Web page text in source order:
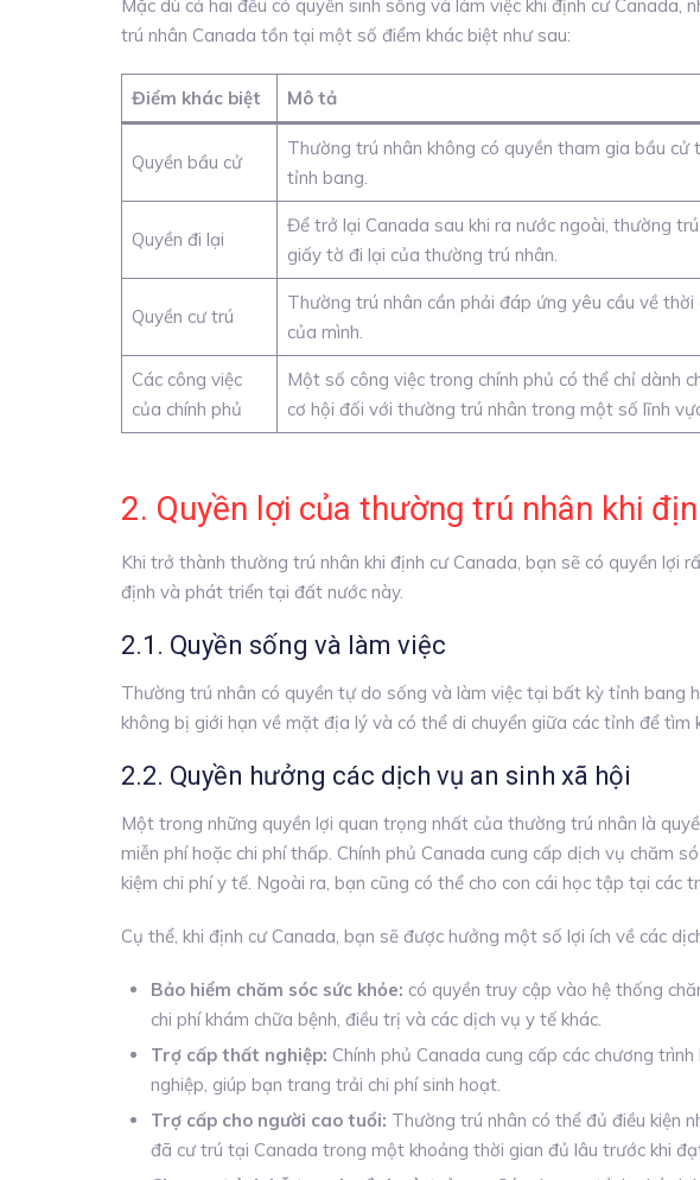
Mặc dù cả hai đều có quyền sinh sống và làm việc khi định cư Canada,
trú nhân Canada tồn tại một số điểm khác biệt như sau:
Điểm khác biệt Mô tả
Quyền bầu cử
Thường trú nhân không có quyền tham gia bầu cử
tỉnh bang.
Quyền đi lại
Để trở lại Canada sau khi ra nước ngoài, thường
giấy tờ đi lại của thường trú nhân.
Quyền cư trú
Thường trú nhân cần phải đáp ứng yêu cầu về
của mình.
Các công việc
của chính phủ
Một số công việc trong chính phủ có thể chỉ dành
cơ hội đối với thường trú nhân trong một số lĩnh
2. Quyền lợi của thường trú nhân khi
Khi trở thành thường trú nhân khi định cư Canada, bạn sẽ có quyền lợi
định và phát triển tại đất nước này.
2.1. Quyền sống và làm việc
Thường trú nhân có quyền tự do sống và làm việc tại bất kỳ tỉnh bang
không bị giới hạn về mặt địa lý và có thể di chuyển giữa các tỉnh để tìm
2.2. Quyền hưởng các dịch vụ an sinh xã hội
Một trong những quyền lợi quan trọng nhất của thường trú nhân là
miễn phí hoặc chi phí thấp. Chính phủ Canada cung cấp dịch vụ chăm
kiệm chi phí y tế. Ngoài ra, bạn cũng có thể cho con cái học tập tại các
Cụ thể, khi định cư Canada, bạn sẽ được hưởng một số lợi ích về các
Bảo hiểm chăm sóc sức khỏe: có quyền truy cập vào hệ thống
chi phí khám chữa bệnh, điều trị và các dịch vụ y tế khác.
Trợ cấp thất nghiệp: Chính phủ Canada cung cấp các chương
nghiệp, giúp bạn trang trải chi phí sinh hoạt.
Trợ cấp cho người cao tuổi: Thường trú nhân có thể đủ điều kiện
đã cư trú tại Canada trong một khoảng thời gian đủ lâu trước khi